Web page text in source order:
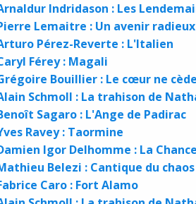
Lemaitre : Un avenir radieux
Pérez-Reverte : L'Italien
Férey : Magali
Sagaro : L'Ange de Padirac
Ravey : Taormine
Belezi : Cantique du chaos
Caro : Fort Alamo